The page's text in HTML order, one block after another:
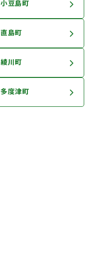
小豆島町
直島町
綾川町
多度津町